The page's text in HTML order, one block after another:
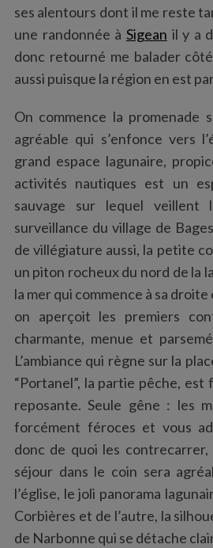
ses alentours dont il me reste
une randonnée à Sigean il y a
donc retourné me balader
aussi puisque la région en est
On commence la promenade
agréable qui s’enfonce vers
grand espace lagunaire,
activités nautiques est un
sauvage sur lequel veillent
surveillance du village de
de villégiature aussi, la petite
un piton rocheux du nord de la
la mer qui commence à sa
on aperçoit les premiers
charmante, menue et
L’ambiance qui règne sur la
“Portanel”, la partie pêche, est
reposante. Seule gêne : les
forcément féroces et vous
donc de quoi les contrecarrer,
séjour dans le coin sera
l’église, le joli panorama
Corbières et de l’autre, la
de Narbonne qui se détache